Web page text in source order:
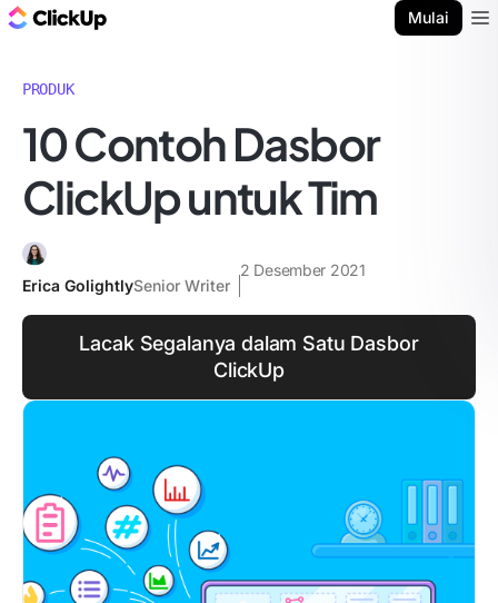
Mulai
PRODUK
10 Contoh Dasbor
ClickUp untuk Tim
Erica GolightlySenior Writer
2 Desember 2021
Lacak Segalanya dalam Satu Dasbor
ClickUp